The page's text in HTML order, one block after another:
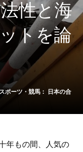
性と海
トを論
ポーツ・競馬： 日本の合
年もの間、人気の